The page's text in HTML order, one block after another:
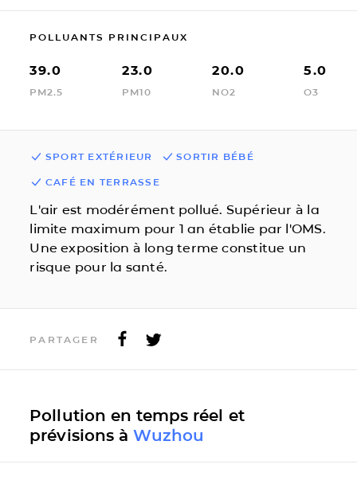
POLLUANTS PRINCIPAUX
39.0
PM2.5
23.0
PM10
20.0
NO2
5.0
O3
SPORT EXTÉRIEUR SORTIR BÉBÉ
CAFÉ EN TERRASSE
L'air est modérément pollué. Supérieur à la
limite maximum pour 1 an établie par l'OMS.
Une exposition à long terme constitue un
risque pour la santé.
PARTAGER
Pollution en temps réel et
prévisions à Wuzhou